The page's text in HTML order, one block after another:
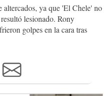
altercados, ya que 'El Chele' no
lesionado. Rony
golpes en la cara tras